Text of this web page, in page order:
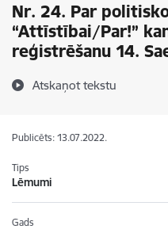
Nr. 24. Par
“Attīstībai/Par!”
reģistrēšanu 14.
Atskaņot tekstu
Publicēts: 13.07.2022.
Tips
Lēmumi
Gads